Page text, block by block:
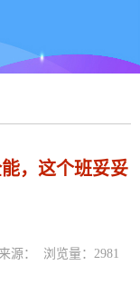
，这个班妥妥
源： 浏览量： 2981